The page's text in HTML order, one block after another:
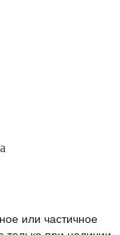
или частичное